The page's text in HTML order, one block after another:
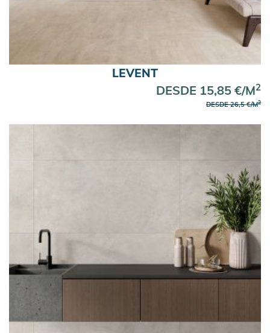
LEVENT
DESDE 15,85 €/M2
DESDE 26,5 €/M2